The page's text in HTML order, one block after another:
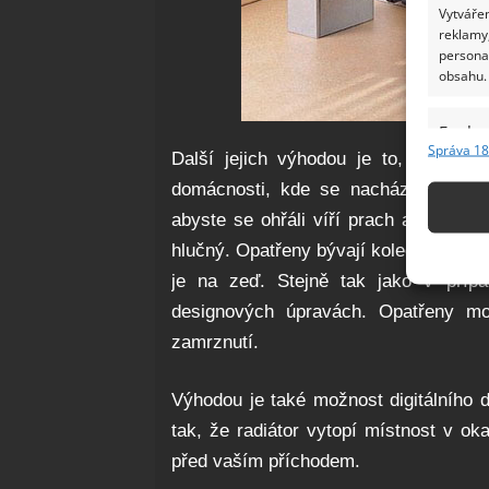
obsahu.
Funkce
Správa
Další jejich výhodou je to, že
domácnosti, kde se nacházejí
abyste se ohřáli víří prach a je
hlučný. Opatřeny bývají kolečky,
je na zeď. Stejně tak jako v
designových úpravách. Opatřeny
zamrznutí.
Výhodou je také možnost digitálního
tak, že radiátor vytopí místnost v
před vaším příchodem.